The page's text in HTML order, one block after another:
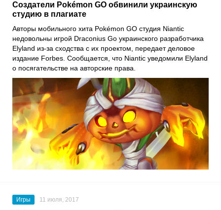
Создатели Pokémon GO обвинили украинскую
студию в плагиате
Авторы мобильного хита Pokémon GO студия Niantic
недовольны игрой Draconius Go украинского разработчика
Elyland из-за сходства с их проектом, передает деловое
издание Forbes. Сообщается, что Niantic уведомили Elyland
о посягательстве на авторские права.
Игры 11 июля, 2017